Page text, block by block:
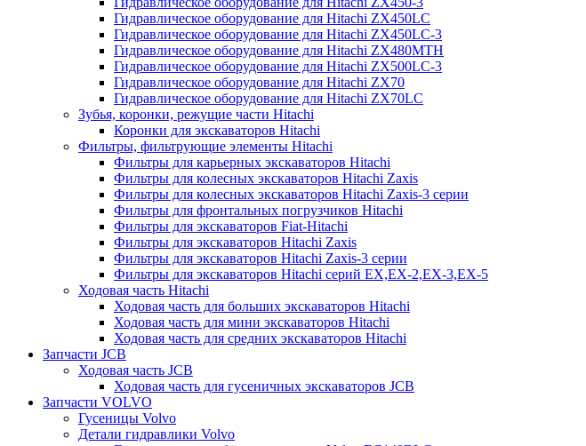
Гидравлическое оборудование для Hitachi ZX450LC
Гидравлическое оборудование для Hitachi ZX450LC-3
Гидравлическое оборудование для Hitachi ZX480MTH
Гидравлическое оборудование для Hitachi ZX500LC-3
Гидравлическое оборудование для Hitachi ZX70
Гидравлическое оборудование для Hitachi ZX70LC
Зубья, коронки, режущие части Hitachi
Коронки для экскаваторов Hitachi
Фильтры, фильтрующие элементы Hitachi
Фильтры для карьерных экскаваторов Hitachi
Фильтры для колесных экскаваторов Hitachi Zaxis
Фильтры для колесных экскаваторов Hitachi Zaxis-3 серии
Фильтры для фронтальных погрузчиков Hitachi
Фильтры для экскаваторов Fiat-Hitachi
Фильтры для экскаваторов Hitachi Zaxis
Фильтры для экскаваторов Hitachi Zaxis-3 серии
Фильтры для экскаваторов Hitachi серий EX,EX-2,EX-3,EX-5
Ходовая часть Hitachi
Ходовая часть для больших экскаваторов Hitachi
Ходовая часть для мини экскаваторов Hitachi
Ходовая часть для средних экскаваторов Hitachi
Запчасти JCB
Ходовая часть JCB
Ходовая часть для гусеничных экскаваторов JCB
Запчасти VOLVO
Гусеницы Volvo
Детали гидравлики Volvo